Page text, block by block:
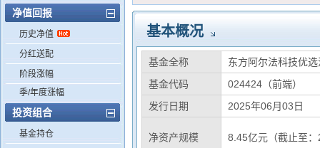
净值回报
历史净值
分红送配
阶段涨幅
季/年度涨幅
投资组合
基金持仓
基本概况
基金全称
东方阿尔法科技优
基金代码
024424（前端）
发行日期
2025年06月03日
净资产规模 8.45亿元（截止至